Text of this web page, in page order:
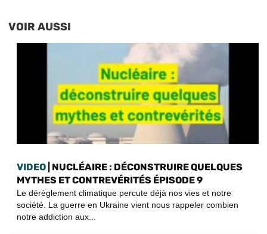
VOIR AUSSI
VIDEO | NUCLÉAIRE : DÉCONSTRUIRE QUELQUES
MYTHES ET CONTREVÉRITÉS ÉPISODE 9
Le dérèglement climatique percute déjà nos vies et notre
société. La guerre en Ukraine vient nous rappeler combien
notre addiction aux...